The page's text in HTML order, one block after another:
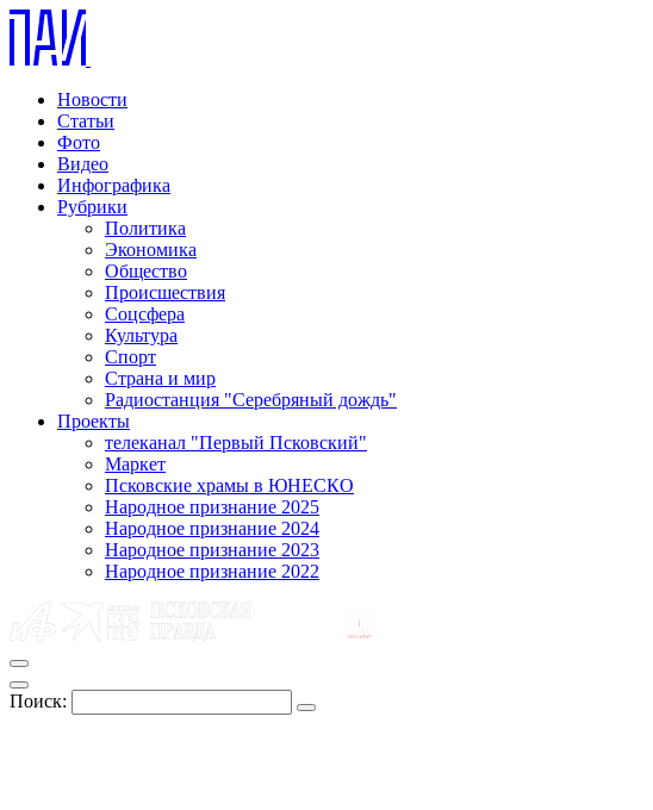
Новости
Статьи
Фото
Видео
Инфографика
Рубрики
Политика
Экономика
Общество
Происшествия
Соцсфера
Культура
Спорт
Страна и мир
Радиостанция "Серебряный дождь"
Проекты
телеканал "Первый Псковский"
Маркет
Псковские храмы в ЮНЕСКО
Народное признание 2025
Народное признание 2024
Народное признание 2023
Народное признание 2022
Поиск: